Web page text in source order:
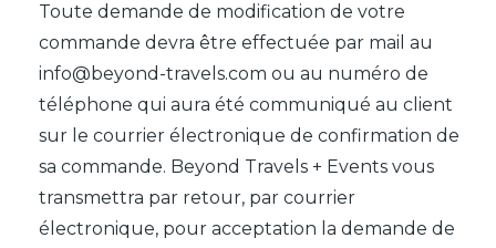
Toute demande de modification de votre
commande devra être effectuée par mail au
info@beyond-travels.com ou au numéro de
téléphone qui aura été communiqué au client
sur le courrier électronique de confirmation de
sa commande. Beyond Travels + Events vous
transmettra par retour, par courrier
électronique, pour acceptation la demande de